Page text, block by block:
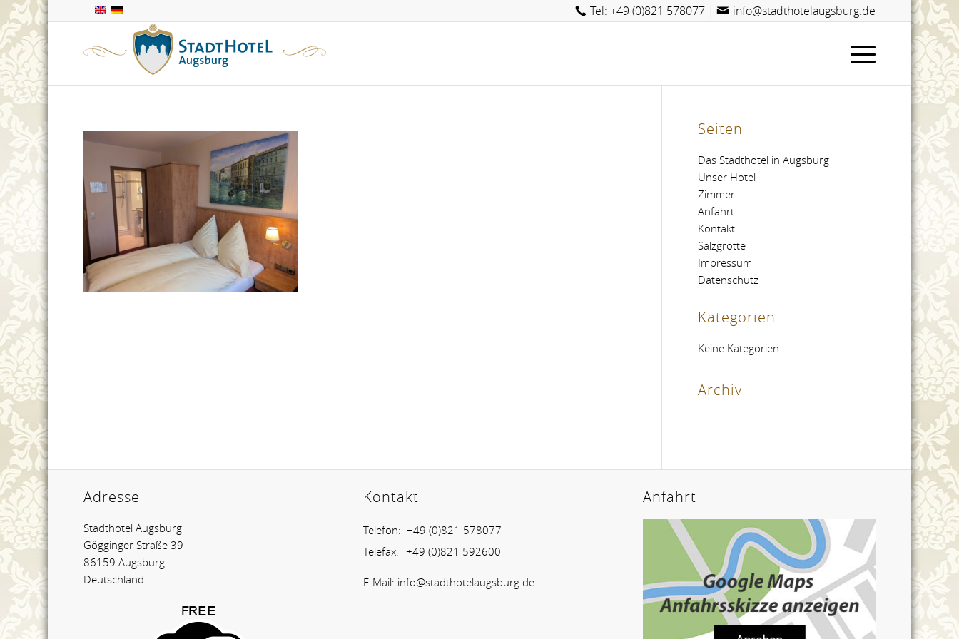
Tel: +49 (0)821 578077 | info@stadthotelaugsburg.de
Seiten
Das Stadthotel in Augsburg
Unser Hotel
Zimmer
Anfahrt
Kontakt
Salzgrotte
Impressum
Datenschutz
Kategorien
Keine Kategorien
Archiv
Adresse
Stadthotel Augsburg
Gögginger Straße 39
86159 Augsburg
Deutschland
Kontakt
Telefon: +49 (0)821 578077
Telefax: +49 (0)821 592600
E-Mail: info@stadthotelaugsburg.de
Anfahrt